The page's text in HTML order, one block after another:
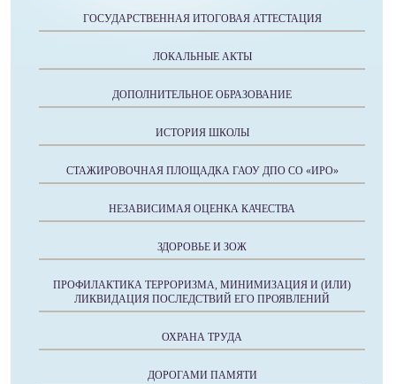
ГОСУДАРСТВЕННАЯ ИТОГОВАЯ АТТЕСТАЦИЯ
ЛОКАЛЬНЫЕ АКТЫ
ДОПОЛНИТЕЛЬНОЕ ОБРАЗОВАНИЕ
ИСТОРИЯ ШКОЛЫ
СТАЖИРОВОЧНАЯ ПЛОЩАДКА ГАОУ ДПО СО «ИРО»
НЕЗАВИСИМАЯ ОЦЕНКА КАЧЕСТВА
ЗДОРОВЬЕ И ЗОЖ
ПРОФИЛАКТИКА ТЕРРОРИЗМА, МИНИМИЗАЦИЯ И (ИЛИ)
ЛИКВИДАЦИЯ ПОСЛЕДСТВИЙ ЕГО ПРОЯВЛЕНИЙ
ОХРАНА ТРУДА
ДОРОГАМИ ПАМЯТИ